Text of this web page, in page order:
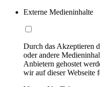
Externe Medieninhalte
Durch das Akzeptieren
oder andere
Anbietern gehostet
wir auf dieser Webseite